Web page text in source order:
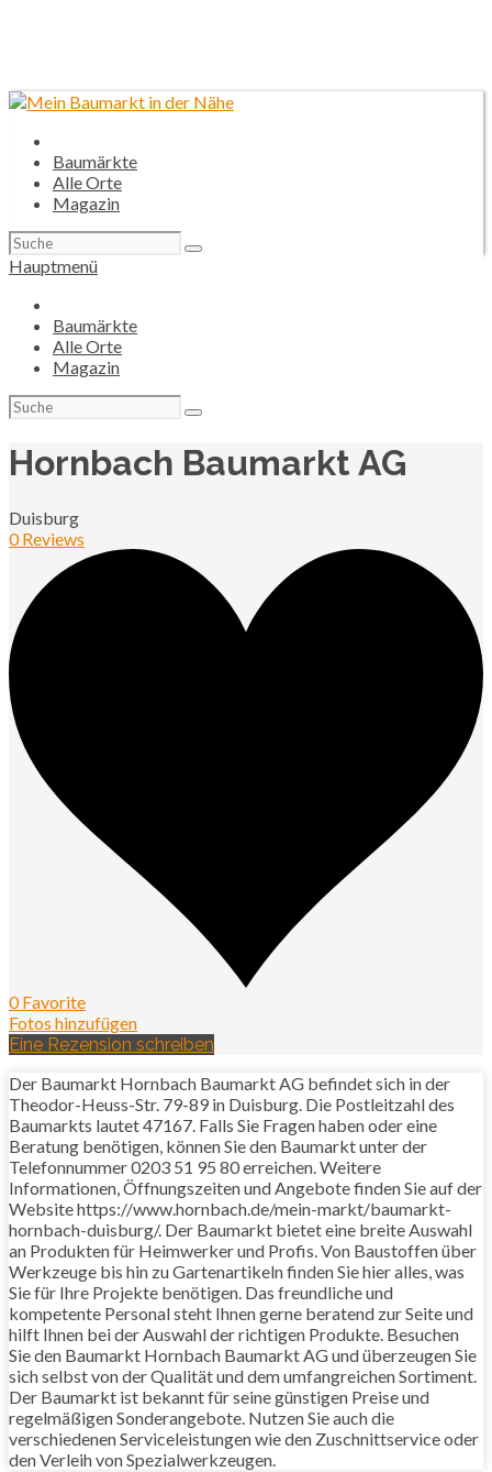
Baumärkte
Alle Orte
Magazin
Suchen
nach:
Hauptmenü
Baumärkte
Alle Orte
Magazin
Suchen
nach:
Hornbach Baumarkt AG
Duisburg
0 Reviews
0 Favorite
Fotos hinzufügen
Eine Rezension schreiben
Der Baumarkt Hornbach Baumarkt AG befindet sich in der
Theodor-Heuss-Str. 79-89 in Duisburg. Die Postleitzahl des
Baumarkts lautet 47167. Falls Sie Fragen haben oder eine
Beratung benötigen, können Sie den Baumarkt unter der
Telefonnummer 0203 51 95 80 erreichen. Weitere
Informationen, Öffnungszeiten und Angebote finden Sie auf der
Website https://www.hornbach.de/mein-markt/baumarkt-
hornbach-duisburg/. Der Baumarkt bietet eine breite Auswahl
an Produkten für Heimwerker und Profis. Von Baustoffen über
Werkzeuge bis hin zu Gartenartikeln finden Sie hier alles, was
Sie für Ihre Projekte benötigen. Das freundliche und
kompetente Personal steht Ihnen gerne beratend zur Seite und
hilft Ihnen bei der Auswahl der richtigen Produkte. Besuchen
Sie den Baumarkt Hornbach Baumarkt AG und überzeugen Sie
sich selbst von der Qualität und dem umfangreichen Sortiment.
Der Baumarkt ist bekannt für seine günstigen Preise und
regelmäßigen Sonderangebote. Nutzen Sie auch die
verschiedenen Serviceleistungen wie den Zuschnittservice oder
den Verleih von Spezialwerkzeugen.